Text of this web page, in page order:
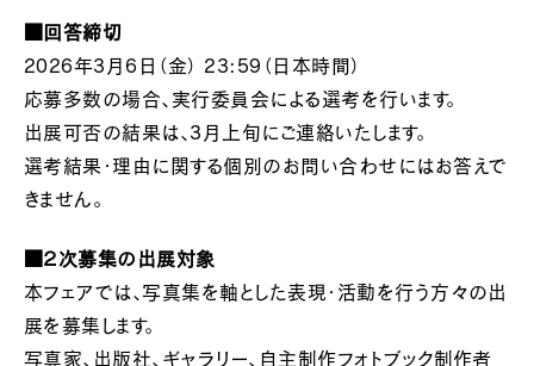
■回答締切
2026年3月6日（金） 23:59（日本時間）
応募多数の場合、実行委員会による選考を行います。
出展可否の結果は、3月上旬にご連絡いたします。
選考結果・理由に関する個別のお問い合わせにはお答えで
きません。
■２次募集の出展対象
本フェアでは、写真集を軸とした表現・活動を行う方々の出
展を募集します。
写真家、出版社、ギャラリー、自主制作フォトブック制作者